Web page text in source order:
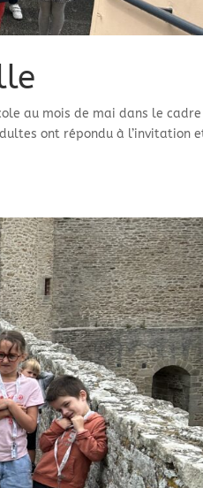
au mois de mai dans le
ont répondu à l’invitation